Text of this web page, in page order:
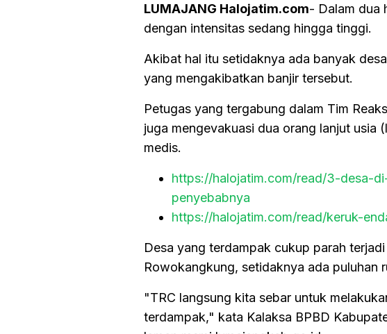
LUMAJANG Halojatim.com- Dalam dua
dengan intensitas sedang hingga tinggi.
Akibat hal itu setidaknya ada banyak
yang mengakibatkan banjir tersebut.
Petugas yang tergabung dalam Tim
juga mengevakuasi dua orang lanjut usia
medis.
https://halojatim.com/read/3-desa-
penyebabnya
https://halojatim.com/read/keruk-
Desa yang terdampak cukup parah
Rowokangkung, setidaknya ada puluhan
"TRC langsung kita sebar untuk
terdampak," kata Kalaksa BPBD